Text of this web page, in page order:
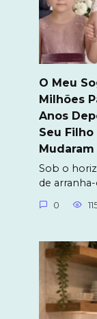
O Meu
Milhões
Anos
Seu
Sob o
de
0